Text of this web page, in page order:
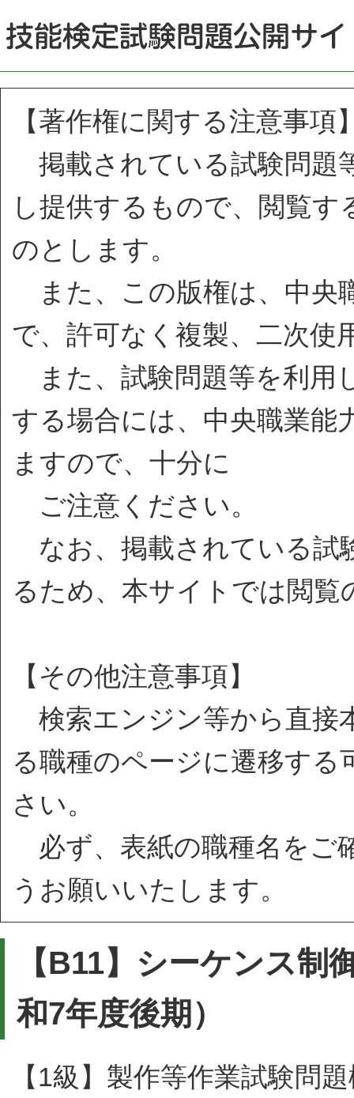
【著作権に関する注意事項
掲載されている試験問題
し提供するもので、閲覧
のとします。
また、この版権は、中央
で、許可なく複製、二次使
また、試験問題等を利用
する場合には、中央職業能
ますので、十分に
ご注意ください。
なお、掲載されている試
るため、本サイトでは閲
【その他注意事項】
検索エンジン等から直接
る職種のページに遷移す
さい。
必ず、表紙の職種名をご
うお願いいたします。
【B11】シーケンス制
和7年度後期）
【1級】製作等作業試験問